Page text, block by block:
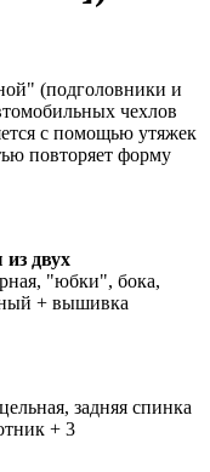
(подголовники и
чехлов
с помощью утяжек
повторяет форму
двух
"юбки", бока,
+ вышивка
задняя спинка
+ 3